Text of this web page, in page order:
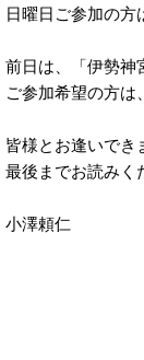
日曜日ご参加の方
前日は、「伊勢神
ご参加希望の方は
皆様とお逢いでき
最後までお読みく
小澤頼仁